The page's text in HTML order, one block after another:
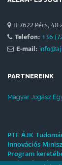
H-7622 Pécs, 48-
Telefon: +36
E-mail:
PARTNEREINK
Magyar Jogász
PTE ÁJK
Innovációs
Program